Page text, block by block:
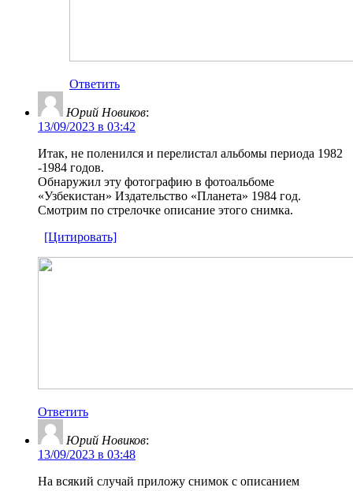
Ответить
Юрий Новиков:
13/09/2023 в 03:42
Итак, не поленился и перелистал альбомы периода 1982
-1984 годов.
Обнаружил эту фотографию в фотоальбоме
«Узбекистан» Издательство «Планета» 1984 год.
Смотрим по стрелочке описание этого снимка.
[Цитировать]
Ответить
Юрий Новиков:
13/09/2023 в 03:48
На всякий случай приложу снимок с описанием